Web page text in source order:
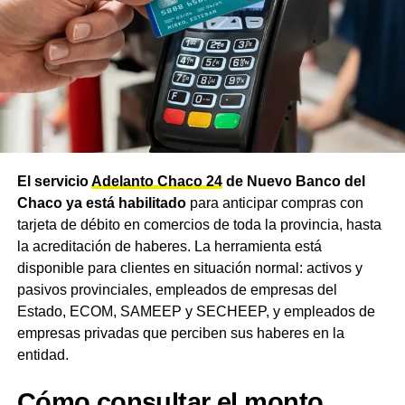
Familiar por Hijo del primer rango de ingresos se
actualizará de $74.033 a $75.432,22, en tanto que el
pago único por nacimiento subirá a $87.926.
Un trámite cada vez más cerca
en Charata
cobraráningresando a Mi ANSES con su CUIL y Clave
de la Seguridad Social, desde donde también pueden
descargar el recibo de haberes. La consulta y los trámites
previsionales son cada vez más accesibles para los
jubilados deCharatadesde la apertura, meses atrás, de
lanueva oficina de ANSESen la ciudad, que evita a los
vecinos delDepartamento Chacabuco tener que
trasladarse a Resistencia o Sáenz Peña para las
gestiones habituales del organismo.
El servicioAdelanto Chaco 24de Nuevo Banco del
Chaco ya está habilitadopara anticipar compras con
tarjeta de débito en comercios de toda la provincia, hasta
la acreditación de haberes. La herramienta está
disponible para clientes en situación normal: activos y
pasivos provinciales, empleados de empresas del
Estado, ECOM, SAMEEP y SECHEEP, y empleados de
empresas privadas que perciben sus haberes en la
entidad.